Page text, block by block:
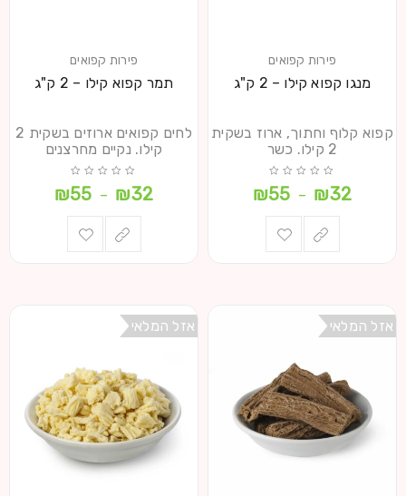
פירות קפואים
מנגו קפוא קילו – 2 ק"ג
קפוא קלוף וחתוך, ארוז בשקית
2 קילו. כשר
₪32
–
₪55
פירות קפואים
תמר קפוא קילו – 2 ק"ג
לחים קפואים ארוזים בשקית 2
קילו. נקיים מחרצנים
₪32
–
₪55
אזל המלאי אזל המלאי